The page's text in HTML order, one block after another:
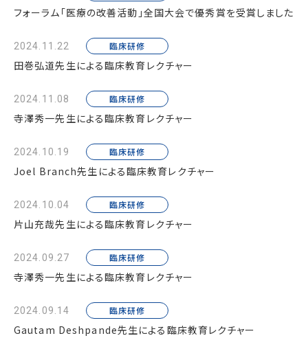
フォーラム「医療の改善活動」全国大会で優秀賞を受賞しました
2024.11.22 臨床研修
田巻弘道先生による臨床教育レクチャー
2024.11.08 臨床研修
寺澤秀一先生による臨床教育レクチャー
2024.10.19 臨床研修
Joel Branch先生による臨床教育レクチャー
2024.10.04 臨床研修
片山充哉先生による臨床教育レクチャー
2024.09.27 臨床研修
寺澤秀一先生による臨床教育レクチャー
2024.09.14 臨床研修
Gautam Deshpande先生による臨床教育レクチャー